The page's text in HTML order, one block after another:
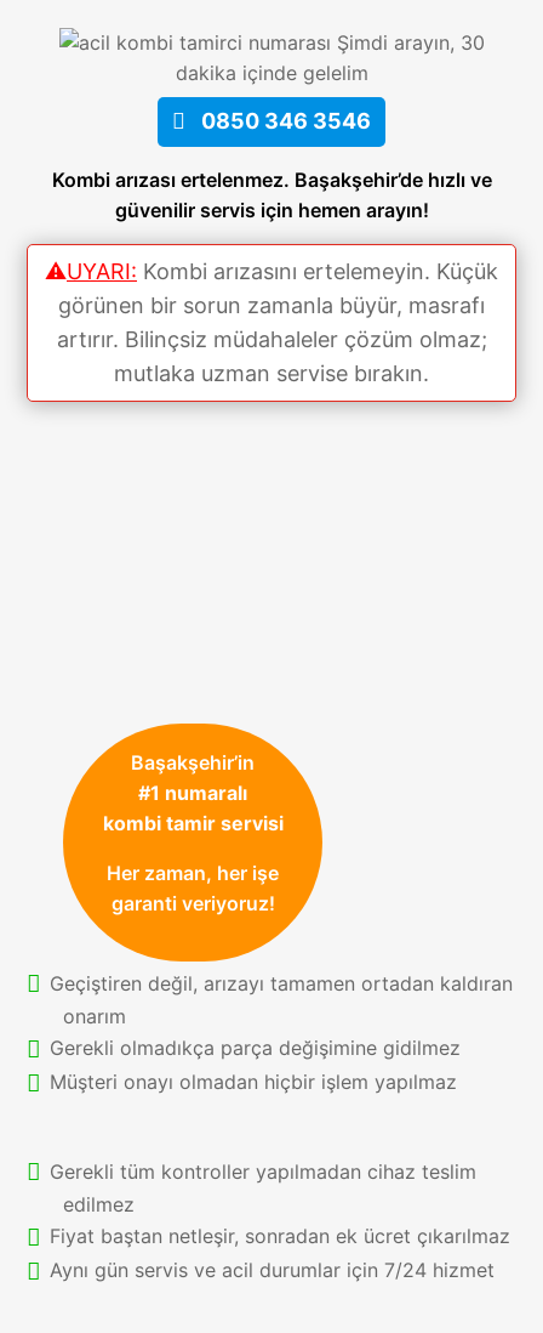
Şimdi arayın, 30
dakika içinde gelelim
0850 346 3546
Kombi arızası ertelenmez. Başakşehir’de hızlı ve
güvenilir servis için hemen arayın!
⚠️UYARI: Kombi arızasını ertelemeyin. Küçük
görünen bir sorun zamanla büyür, masrafı
artırır. Bilinçsiz müdahaleler çözüm olmaz;
mutlaka uzman servise bırakın.
Başakşehir’in
#1 numaralı
kombi tamir servisi
Her zaman, her işe
garanti veriyoruz!
Geçiştiren değil, arızayı tamamen ortadan kaldıran
onarım
Gerekli olmadıkça parça değişimine gidilmez
Müşteri onayı olmadan hiçbir işlem yapılmaz
Gerekli tüm kontroller yapılmadan cihaz teslim
edilmez
Fiyat baştan netleşir, sonradan ek ücret çıkarılmaz
Aynı gün servis ve acil durumlar için 7/24 hizmet